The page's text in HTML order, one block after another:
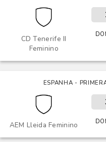
CD Tenerife II
Feminino
ESPANHA -
AEM Lleida Feminino